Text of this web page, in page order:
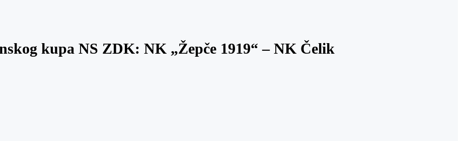
kupa NS ZDK: NK „Žepče 1919“ – NK Čelik